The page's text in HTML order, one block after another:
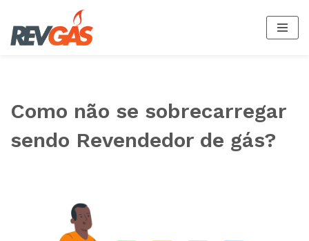
Pular
Como não se sobrecarregar
sendo Revendedor de gás?